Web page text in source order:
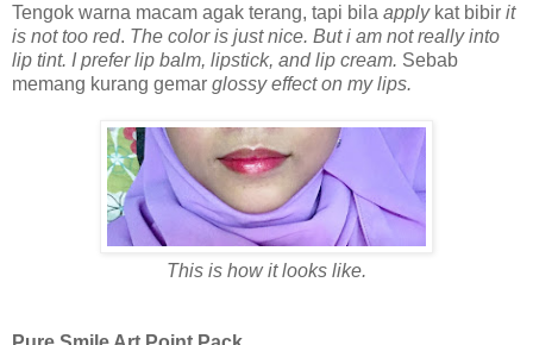
Tengok warna macam agak terang, tapi bila applykat bibir it
is not too red. The color is just nice. But i am not really into
lip tint. I prefer lip balm, lipstick, and lip cream. Sebab
memang kurang gemar glossy effect on my lips.
This is how it looks like.